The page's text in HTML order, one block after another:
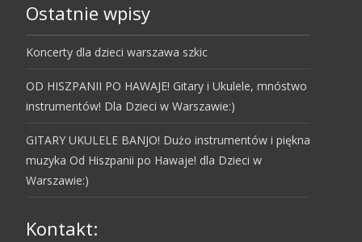
Ostatnie wpisy
Koncerty dla dzieci warszawa szkic
OD HISZPANII PO HAWAJE! Gitary i Ukulele, mnóstwo
instrumentów! Dla Dzieci w Warszawie:)
GITARY UKULELE BANJO! Dużo instrumentów i piękna
muzyka Od Hiszpanii po Hawaje! dla Dzieci w
Warszawie:)
Kontakt: